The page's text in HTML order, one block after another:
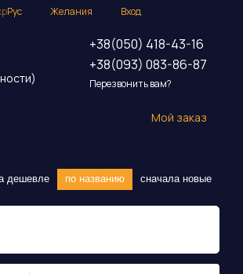
Рус Желания Вход
+38(050) 418-43-16
+38(093) 083-86-87
Перезвонить вам?
Мой заказ
дешевле по названию сначала новые